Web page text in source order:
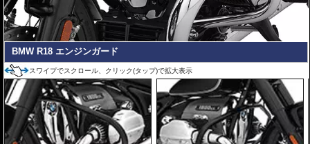
BMW R18 エンジンガード
スワイプでスクロール、クリック(タップ)で拡大表示